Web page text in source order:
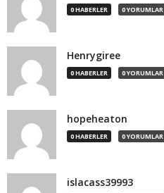
0 HABERLER 0 YORUMLAR
Henrygiree
0 HABERLER 0 YORUMLAR
hopeheaton
0 HABERLER 0 YORUMLAR
islacass39993